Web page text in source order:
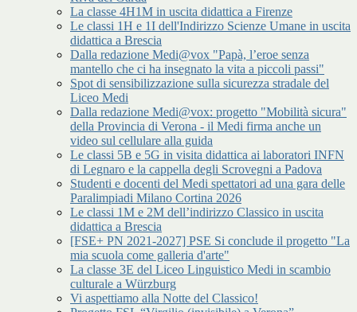
La classe 4H1M in uscita didattica a Firenze
Le classi 1H e 1I dell'Indirizzo Scienze Umane in uscita
didattica a Brescia
Dalla redazione Medi@vox "Papà, l’eroe senza
mantello che ci ha insegnato la vita a piccoli passi"
Spot di sensibilizzazione sulla sicurezza stradale del
Liceo Medi
Dalla redazione Medi@vox: progetto "Mobilità sicura"
della Provincia di Verona - il Medi firma anche un
video sul cellulare alla guida
Le classi 5B e 5G in visita didattica ai laboratori INFN
di Legnaro e la cappella degli Scrovegni a Padova
Studenti e docenti del Medi spettatori ad una gara delle
Paralimpiadi Milano Cortina 2026
Le classi 1M e 2M dell’indirizzo Classico in uscita
didattica a Brescia
[FSE+ PN 2021-2027] PSE Si conclude il progetto "La
mia scuola come galleria d'arte"
La classe 3E del Liceo Linguistico Medi in scambio
culturale a Würzburg
Vi aspettiamo alla Notte del Classico!